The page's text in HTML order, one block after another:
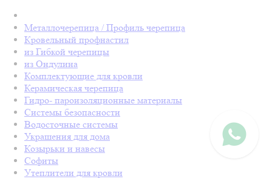
Металлочерепица / Профиль черепица
Кровельный профнастил
из Гибкой черепицы
из Ондулина
Комплектующие для кровли
Керамическая черепица
Гидро- пароизоляционные материалы
Системы безопасности
Водосточные системы
Украшения для дома
Козырьки и навесы
Софиты
Утеплители для кровли